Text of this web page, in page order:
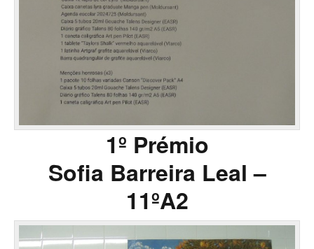
1º Prémio
Sofia Barreira Leal –
11ºA2